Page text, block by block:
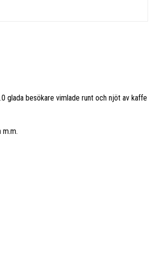
glada besökare vimlade runt och njöt av kaffe
m.m.